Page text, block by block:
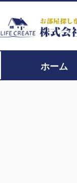
ホーム